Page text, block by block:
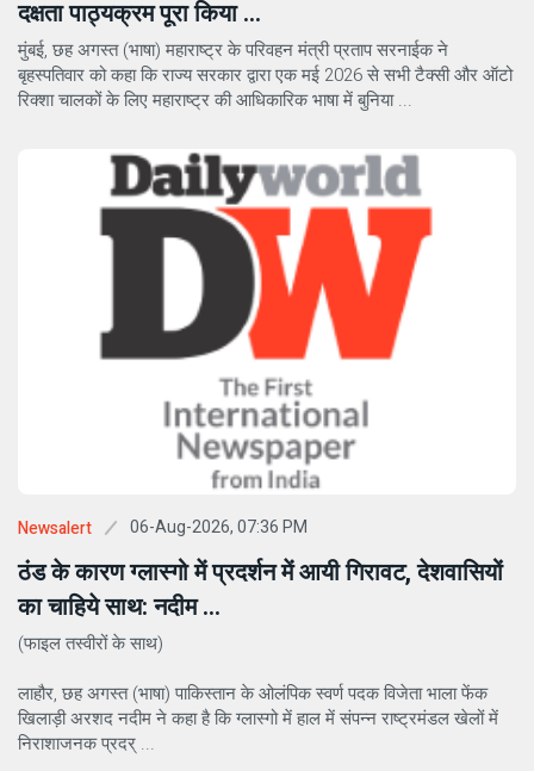
दक्षता पाठ्यक्रम पूरा किया ...
मुंबई, छह अगस्त (भाषा) महाराष्ट्र के परिवहन मंत्री प्रताप सरनाईक ने
बृहस्पतिवार को कहा कि राज्य सरकार द्वारा एक मई 2026 से सभी टैक्सी और ऑटो
रिक्शा चालकों के लिए महाराष्ट्र की आधिकारिक भाषा में बुनिया ...
Newsalert 06-Aug-2026, 07:36 PM
ठंड के कारण ग्लास्गो में प्रदर्शन में आयी गिरावट, देशवासियों
का चाहिये साथ: नदीम ...
(फाइल तस्वीरों के साथ)
लाहौर, छह अगस्त (भाषा) पाकिस्तान के ओलंपिक स्वर्ण पदक विजेता भाला फेंक
खिलाड़ी अरशद नदीम ने कहा है कि ग्लास्गो में हाल में संपन्न राष्ट्रमंडल खेलों में
निराशाजनक प्रदर् ...